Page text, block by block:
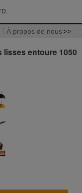
À propos de nous>>
entoure 1050